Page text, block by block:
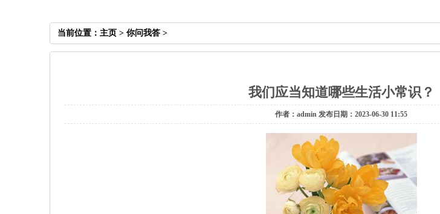
当前位置： 主页 > 你问我答 >
我们应当知道哪些生活小常识？
作者：admin 发布日期：2023-06-30 11:55